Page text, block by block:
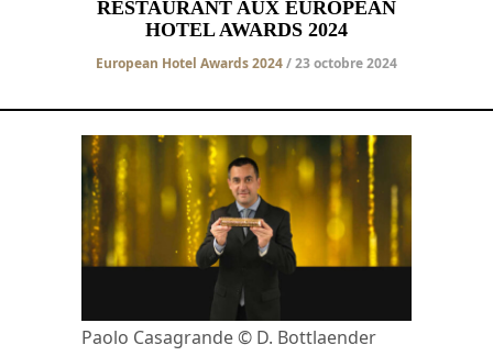
RESTAURANT AUX EUROPEAN
HOTEL AWARDS 2024
European Hotel Awards 2024/ 23 octobre 2024
Paolo Casagrande © D. Bottlaender